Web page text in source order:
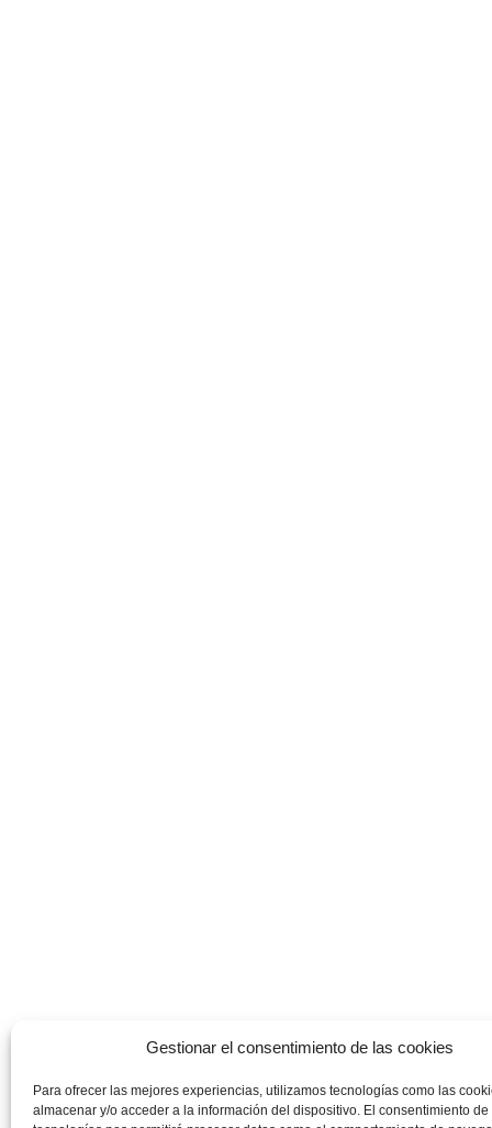
Gestionar el consentimiento de las cookies
Para ofrecer las mejores experiencias, utilizamos tecnologías como las
almacenar y/o acceder a la información del dispositivo. El consentimiento de